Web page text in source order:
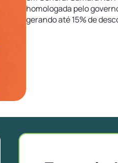
homologada pelo
gerando até 15% de